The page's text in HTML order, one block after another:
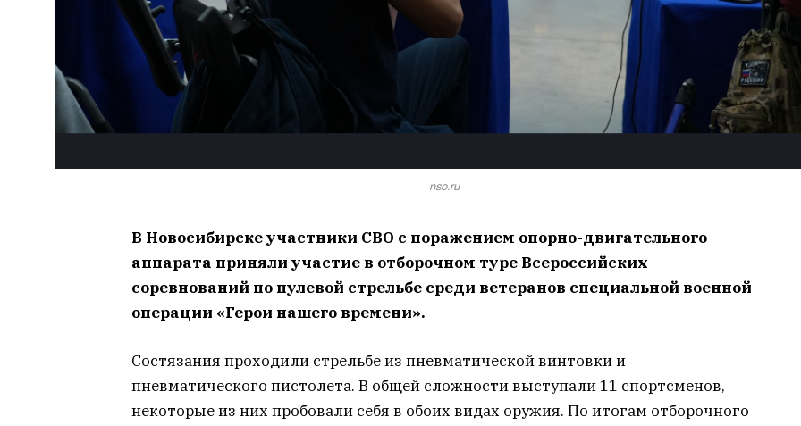
nso.ru
В Новосибирске участники СВО с поражением опорно-двигательного
аппарата приняли участие в отборочном туре Всероссийских
соревнований по пулевой стрельбе среди ветеранов специальной военной
операции «Герои нашего времени».
Состязания проходили стрельбе из пневматической винтовки и
пневматического пистолета. В общей сложности выступали 11 спортсменов,
некоторые из них пробовали себя в обоих видах оружия. По итогам отборочного